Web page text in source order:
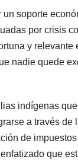
soporte
por crisis
y relevante
nadie quede
indígenas
a través de
de
que